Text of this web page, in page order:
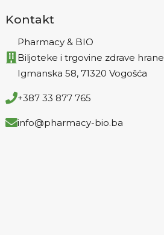
Kontakt
Pharmacy & BIO
Biljoteke i trgovine zdrave hrane
Igmanska 58, 71320 Vogošća
+387 33 877 765
info@pharmacy-bio.ba